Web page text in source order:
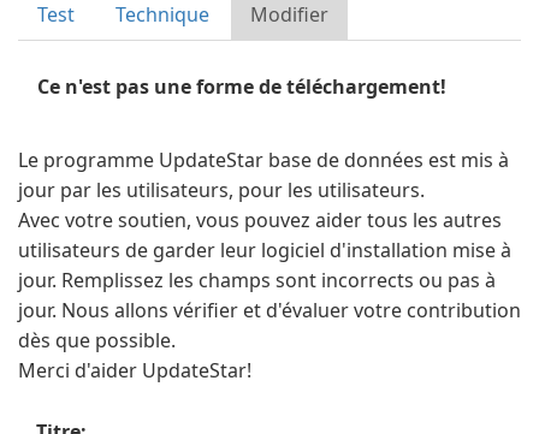
Test Technique Modifier
Ce n'est pas une forme de téléchargement!
Le programme UpdateStar base de données est mis à
jour par les utilisateurs, pour les utilisateurs.
Avec votre soutien, vous pouvez aider tous les autres
utilisateurs de garder leur logiciel d'installation mise à
jour. Remplissez les champs sont incorrects ou pas à
jour. Nous allons vérifier et d'évaluer votre contribution
dès que possible.
Merci d'aider UpdateStar!